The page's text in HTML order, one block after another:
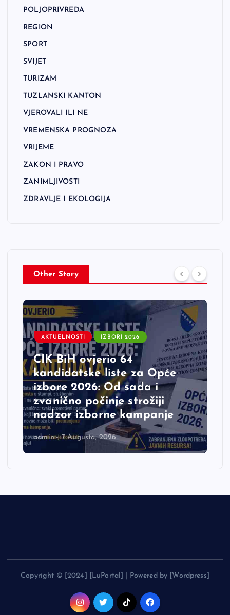
POLJOPRIVREDA
REGION
SPORT
SVIJET
TURIZAM
TUZLANSKI KANTON
VJEROVALI ILI NE
VREMENSKA PROGNOZA
VRIJEME
ZAKON I PRAVO
ZANIMLJIVOSTI
ZDRAVLJE I EKOLOGIJA
Other Story
AKTUELNOSTI IZBORI 2026
CIK BiH ovjerio 64
kandidatske liste za Opće
izbore 2026: Od sada i
zvanično počinje strožiji
nadzor izborne kampanje
admin 7 Augusta, 2026
Copyright © [2024] [LuPortal] | Powered by [Wordpress]